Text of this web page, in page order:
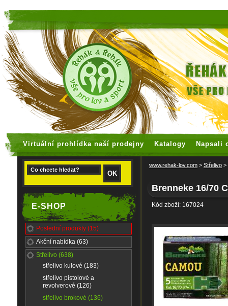
Virtuální prohlídka naší prodejny Katalogy Napsali
E-SHOP
Poslední produkty (15)
Akční nabídka (63)
Střelivo (638)
střelivo kulové (183)
střelivo pistolové a
revolverové (126)
střelivo brokové (136)
www.rehak-lov.com > Střelivo >
Brenneke 16/70
Kód zboží: 167024